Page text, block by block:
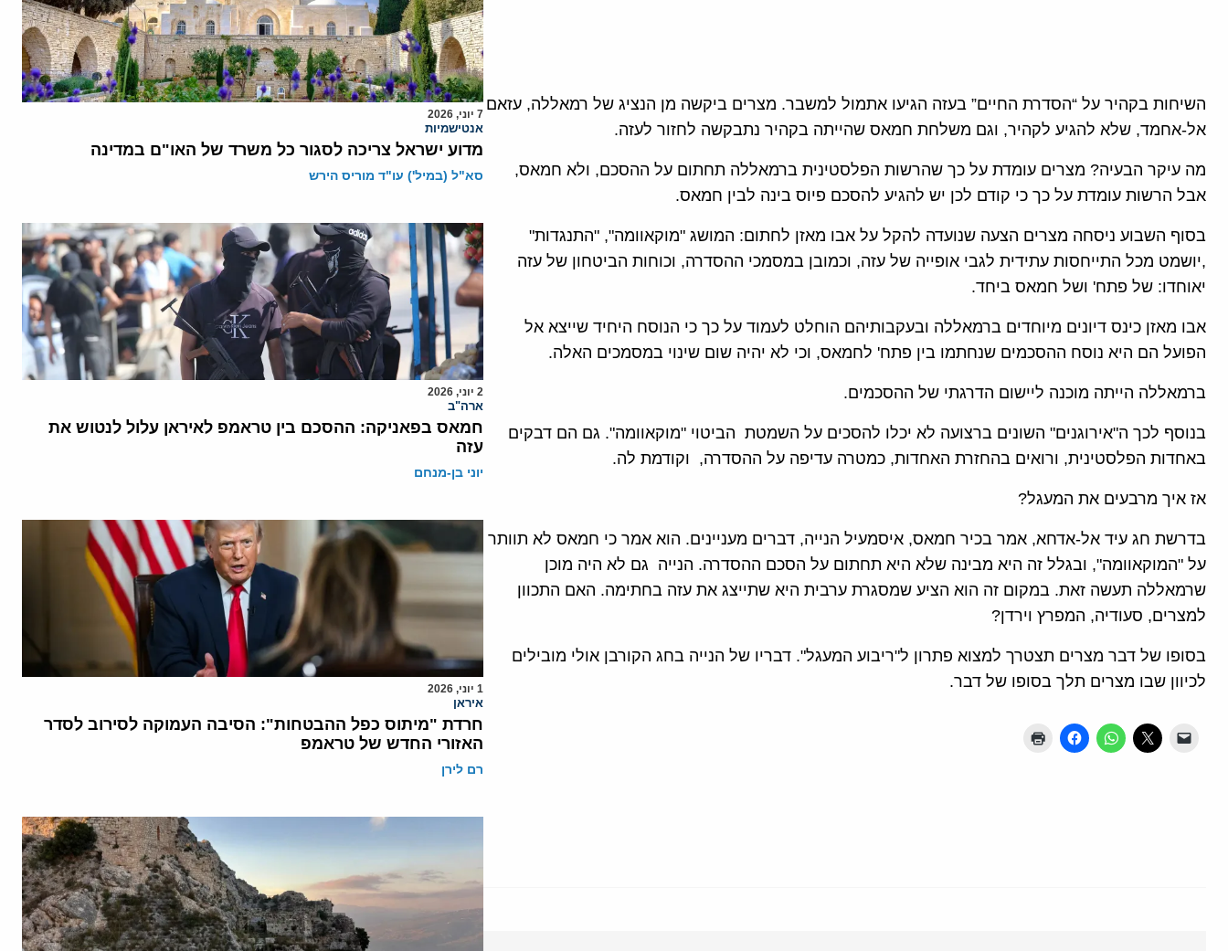
השיחות בקהיר על “הסדרת החיים” בעזה הגיעו אתמול למשבר. מצרים ביקשה מן הנציג של רמאללה, עזאם
אל-אחמד, שלא להגיע לקהיר, וגם משלחת חמאס שהייתה בקהיר נתבקשה לחזור לעזה.
מה עיקר הבעיה? מצרים עומדת על כך שהרשות הפלסטינית ברמאללה תחתום על ההסכם, ולא חמאס,
אבל הרשות עומדת על כך כי קודם לכן יש להגיע להסכם פיוס בינה לבין חמאס.
בסוף השבוע ניסחה מצרים הצעה שנועדה להקל על אבו מאזן לחתום: המושג "מוקאוומה", "התנגדות"
,יושמט מכל התייחסות עתידית לגבי אופייה של עזה, וכמובן במסמכי ההסדרה, וכוחות הביטחון של עזה
יאוחדו: של פתח' ושל חמאס ביחד.
אבו מאזן כינס דיונים מיוחדים ברמאללה ובעקבותיהם הוחלט לעמוד על כך כי הנוסח היחיד שייצא אל
הפועל הם היא נוסח ההסכמים שנחתמו בין פתח' לחמאס, וכי לא יהיה שום שינוי במסמכים האלה.
ברמאללה הייתה מוכנה ליישום הדרגתי של ההסכמים.
בנוסף לכך ה"אירוגנים" השונים ברצועה לא יכלו להסכים על השמטת הביטוי "מוקאוומה". גם הם דבקים
באחדות הפלסטינית, ורואים בהחזרת האחדות, כמטרה עדיפה על ההסדרה, וקודמת לה.
אז איך מרבעים את המעגל?
בדרשת חג עיד אל-אדחא, אמר בכיר חמאס, איסמעיל הנייה, דברים מעניינים. הוא אמר כי חמאס לא תוותר
על "המוקאוומה", ובגלל זה היא מבינה שלא היא תחתום על הסכם ההסדרה. הנייה גם לא היה מוכן
שרמאללה תעשה זאת. במקום זה הוא הציע שמסגרת ערבית היא שתייצג את עזה בחתימה. האם התכוון
למצרים, סעודיה, המפרץ וירדן?
בסופו של דבר מצרים תצטרך למצוא פתרון ל"ריבוע המעגל". דבריו של הנייה בחג הקורבן אולי מובילים
לכיוון שבו מצרים תלך בסופו של דבר.
7 יוני, 2026
אנטישמיות
מדוע ישראל צריכה לסגור כל משרד של האו"ם במדינה
סא"ל (במיל') עו"ד מוריס הירש
2 יוני, 2026
ארה"ב
חמאס בפאניקה: ההסכם בין טראמפ לאיראן עלול לנטוש את
עזה
יוני בן-מנחם
1 יוני, 2026
איראן
חרדת "מיתוס כפל ההבטחות": הסיבה העמוקה לסירוב לסדר
האזורי החדש של טראמפ
רם לירן